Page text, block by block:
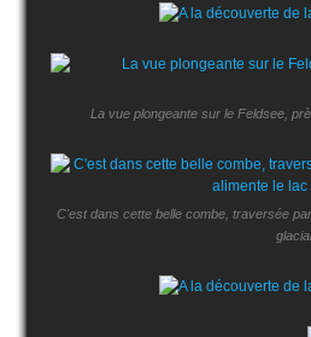
La vue plongeante sur le Feldsee,
C'est dans cette belle combe, traversée